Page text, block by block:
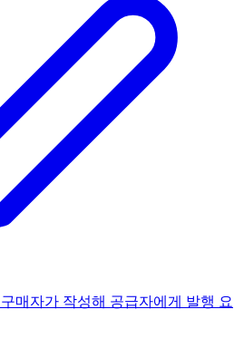
구매자가 작성해 공급자에게 발행 요